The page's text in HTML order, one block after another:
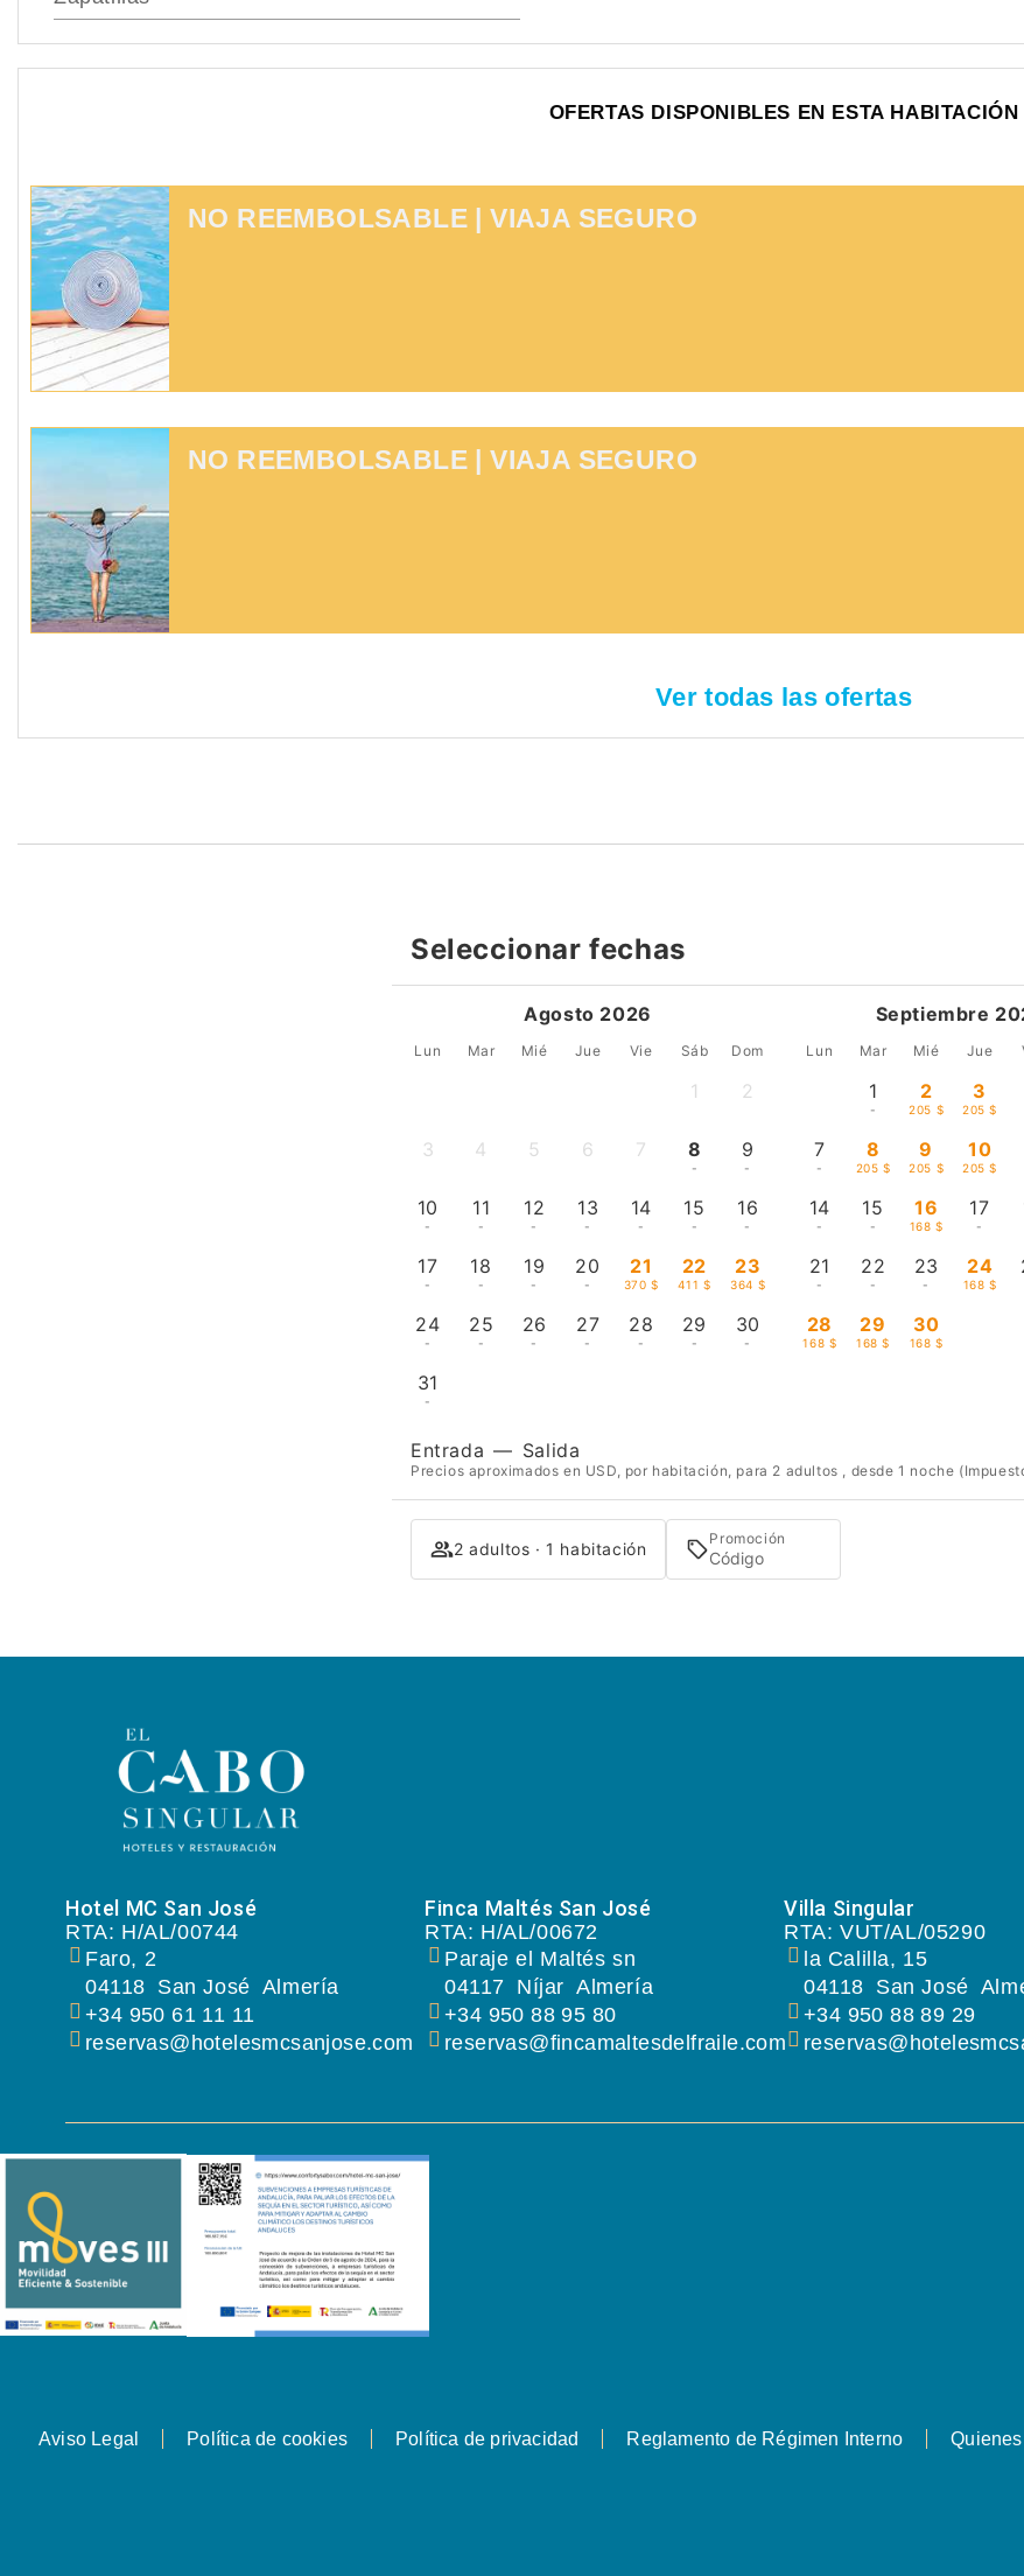
OFERTAS DISPONIBLES EN ESTA HABITACIÓN
NO REEMBOLSABLE | VIAJA SEGURO
NO REEMBOLSABLE | VIAJA SEGURO
Ver todas las ofertas
Seleccionar fechas
Agosto 2026
Lun Mar Mié Jue Vie Sáb Dom
1 2
3 4 5 6 7 8
-
9
-
10
-
11
-
12
-
13
-
14
-
15
-
16
-
17
-
18
-
19
-
20
-
21
370 $
22
411 $
23
364 $
24
-
25
-
26
-
27
-
28
-
29
-
30
-
31
-
Septiembre
Lun Mar Mié Jue
1
-
2
205 $
3
205 $
7
-
8
205 $
9
205 $
10
205 $
14
-
15
-
16
168 $
17
-
21
-
22
-
23
-
24
168 $
28
168 $
29
168 $
30
168 $
Entrada — Salida
Precios aproximados en USD, por habitación, para 2 adultos , desde 1 noche
2 adultos · 1 habitación Promoción
Hotel MC San José
RTA: H/AL/00744
Faro, 2
04118 San José Almería
+34 950 61 11 11
reservas@hotelesmcsanjose.com
Finca Maltés San José
RTA: H/AL/00672
Paraje el Maltés sn
04117 Níjar Almería
+34 950 88 95 80
reservas@fincamaltesdelfraile.com
Villa Singular
RTA: VUT/AL/05290
la Calilla, 15
04118 San José
+34 950 88 89 29
Aviso Legal Política de cookies Política de privacidad Reglamento de Régimen Interno